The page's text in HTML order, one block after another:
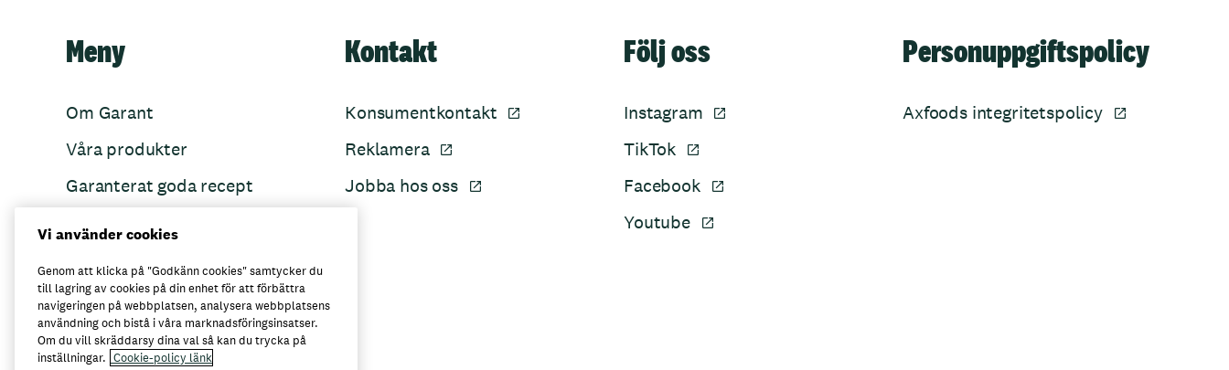
Meny
Om Garant
Våra produkter
Garanterat goda recept
Kontakt
Konsumentkontakt
Reklamera
Jobba hos oss
Följ oss
Instagram
TikTok
Facebook
Youtube
Personuppgiftspolicy
Axfoods integritetspolicy
Här kan du köpa Garant
Vi använder cookies
Genom att klicka på "Godkänn cookies" samtycker du
till lagring av cookies på din enhet för att förbättra
navigeringen på webbplatsen, analysera webbplatsens
användning och bistå i våra marknadsföringsinsatser.
Om du vill skräddarsy dina val så kan du trycka på
inställningar. Cookie-policy länk